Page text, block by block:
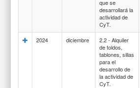
que se
desarrollará la
actividad de
CyT.
2024 diciembre
2.2 - Alquiler
de toldos,
tablones, sillas
para el
desarrollo de
la actividad de
CyT.